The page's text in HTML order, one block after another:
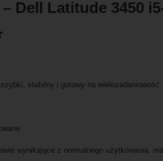
Dell Latitude 3450
stabilny i gotowy na wielozadaniowość
wynikające z normalnego użytkowania,